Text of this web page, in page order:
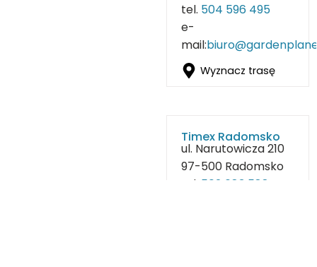
tel. 504 596 495
e-
mail:
Wyznacz trasę
Timex Radomsko
ul. Narutowicza 210
97-500 Radomsko
tel. 502 683 588